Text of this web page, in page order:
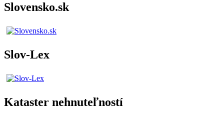
Slovensko.sk
Slov-Lex
Kataster nehnuteľností